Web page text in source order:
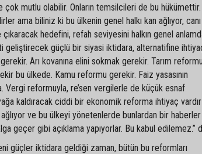
çok mutlu olabilir. Onların temsilcileri de bu hükümettir.
ama biliniz ki bu ülkenin genel halkı kan ağlıyor, canı
hedefini, refah seviyesini halkın genel
geliştirecek güçlü bir siyasi iktidara, alternatifine
Arı kovanına elini sokmak gerekir. Tarım reformu
bu ülkede. Kamu reformu gerekir. Faiz yasasının
Vergi reformuyla, re’sen vergilerle de küçük esnaf
kaldıracak ciddi bir ekonomik reforma ihtiyaç
ve bu ülkeyi yönetenlerde bunlardan bir
geçer gibi açıklama yapıyorlar. Bu kabul edilemez.”
güçler iktidara geldiği zaman, bütün bu reformları